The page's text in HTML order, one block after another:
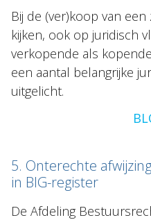
Bij de (ver)koop van
kijken, ook op juridisch
verkopende als
een aantal belangrijke
uitgelicht.
5. Onterechte
in BIG-register
De Afdeling